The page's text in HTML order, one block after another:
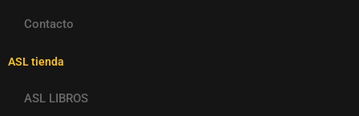
Contacto
ASL tienda
ASL LIBROS